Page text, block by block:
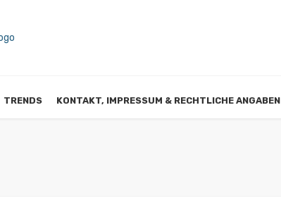
TRENDS KONTAKT, IMPRESSUM & RECHTLICHE ANGABEN